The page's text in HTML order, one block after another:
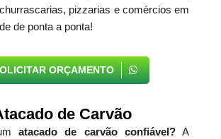
pizzarias e comércios em
de ponta a ponta!
ORÇAMENTO
de Carvão
atacado de carvão confiável?A